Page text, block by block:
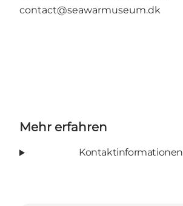
contact@seawarmuseum.dk
Mehr erfahren
Kontaktinformationen